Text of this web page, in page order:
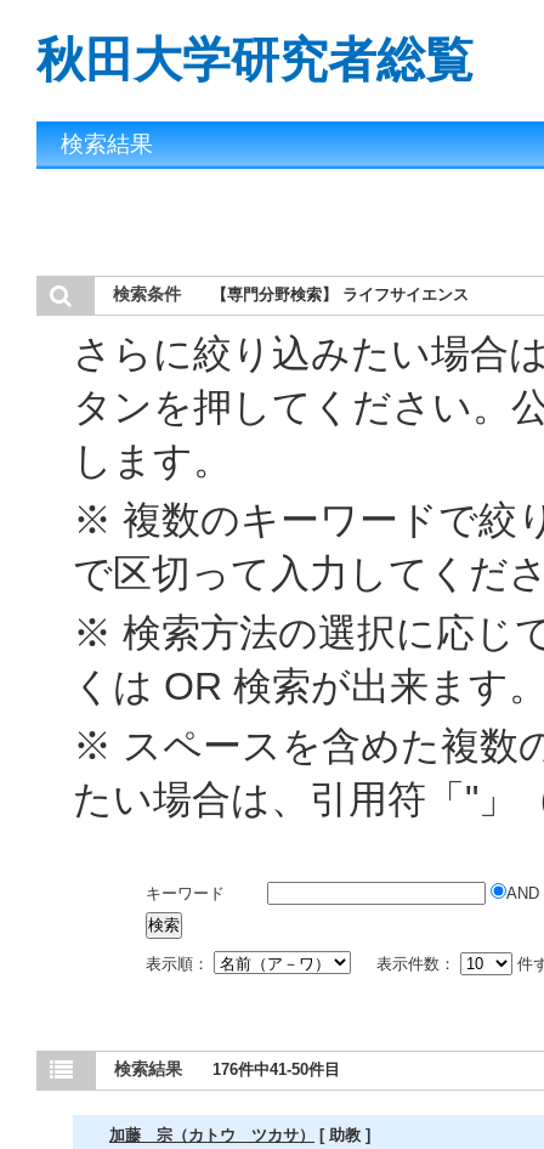
秋田大学研究者総覧
検索結果
検索条件 【専門分野検索】 ライフサイエンス
さらに絞り込みたい場合
タンを押してください。
します。
※ 複数のキーワードで絞
で区切って入力してくだ
※ 検索方法の選択に応じ
くは OR 検索が出来ます
※ スペースを含めた複数
たい場合は、引用符「"」
キーワード AND
表示順： 表示件数： 件
検索結果 176件中41-50件目
加藤 宗（カトウ ツカサ） [ 助教 ]